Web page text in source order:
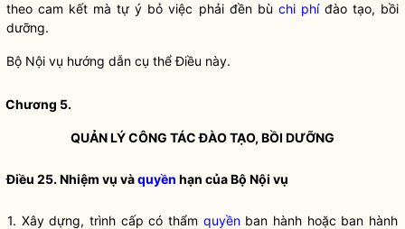
theo cam kết mà tự ý bỏ việc phải đền bù chi phí đào tạo, bồi
dưỡng.
Bộ Nội vụ hướng dẫn cụ thể Điều này.
Chương 5.
QUẢN LÝCÔNG TÁC ĐÀO TẠO, BỒI DƯỠNG
Điều 25. Nhiệm vụ vàquyền hạn của Bộ Nội vụ
1. Xây dựng, trình cấp có thẩm quyềnban hành hoặc ban hành